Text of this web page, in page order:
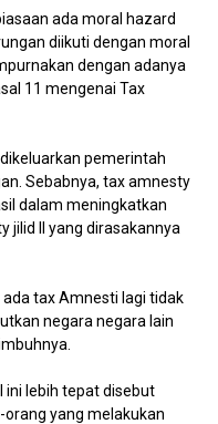
ada moral hazard
diikuti dengan moral
dengan adanya
11 mengenai Tax
pemerintah
Sebabnya, tax amnesty
dalam meningkatkan
jilid II yang dirasakannya
tax Amnesti lagi tidak
negara negara lain
ini lebih tepat disebut
yang melakukan